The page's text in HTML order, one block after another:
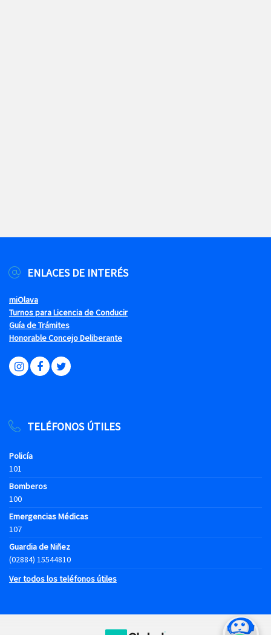
ENLACES DE INTERÉS
miOlava
Turnos para Licencia de Conducir
Guía de Trámites
Honorable Concejo Deliberante
TELÉFONOS ÚTILES
Policía
101
Bomberos
100
Emergencias Médicas
107
Guardia de Niñez
(02884) 15544810
Ver todos los teléfonos útiles